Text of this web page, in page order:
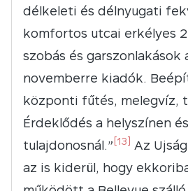
délkeleti és délnyugati
komfortos utcai erkélyes
szobás és garszonlakások
novemberre kiadók.
központi fűtés, melegvíz,
Érdeklődés a helyszínen
tulajdonosnál.” [13]
Az
az is kiderül, hogy